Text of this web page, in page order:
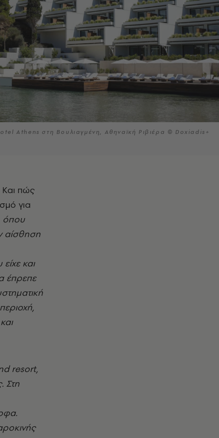
Athens στη Βουλιαγμένη, Αθηναϊκή Ριβιέρα © Doxiadis+
για
όπου
αίσθηση
και
έπρεπε
resort,
Στη